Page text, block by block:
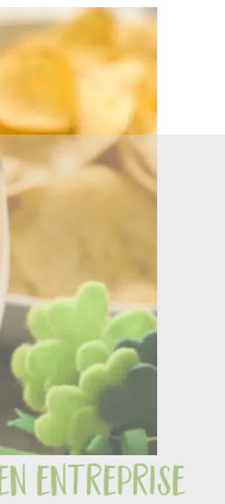
entreprise